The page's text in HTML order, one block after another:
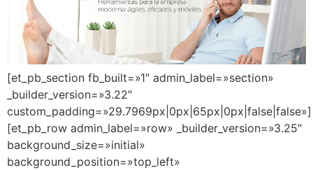
[et_pb_section fb_built=»1″ admin_label=»section»
_builder_version=»3.22″
custom_padding=»29.7969px|0px|65px|0px|false|false»]
[et_pb_row admin_label=»row» _builder_version=»3.25″
background_size=»initial»
background_position=»top_left»